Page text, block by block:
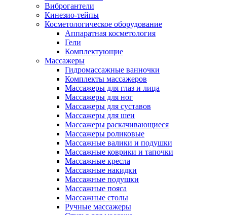
Виброгантели
Кинезио-тейпы
Косметологическое оборудование
Аппаратная косметология
Гели
Комплектующие
Массажеры
Гидромассажные ванночки
Комплекты массажеров
Массажеры для глаз и лица
Массажеры для ног
Массажеры для суставов
Массажеры для шеи
Массажеры раскачивающиеся
Массажеры роликовые
Массажные валики и подушки
Массажные коврики и тапочки
Массажные кресла
Массажные накидки
Массажные подушки
Массажные пояса
Массажные столы
Ручные массажеры